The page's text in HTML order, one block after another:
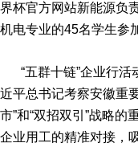
界杯官方网站新能源负
机电专业的45名学生参
“五群十链”企业行
近平总书记考察安徽重
市”和“双招双引”战略
企业用工的精准对接，